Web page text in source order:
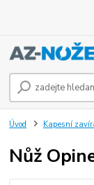
Úvod Kapesní
Nůž